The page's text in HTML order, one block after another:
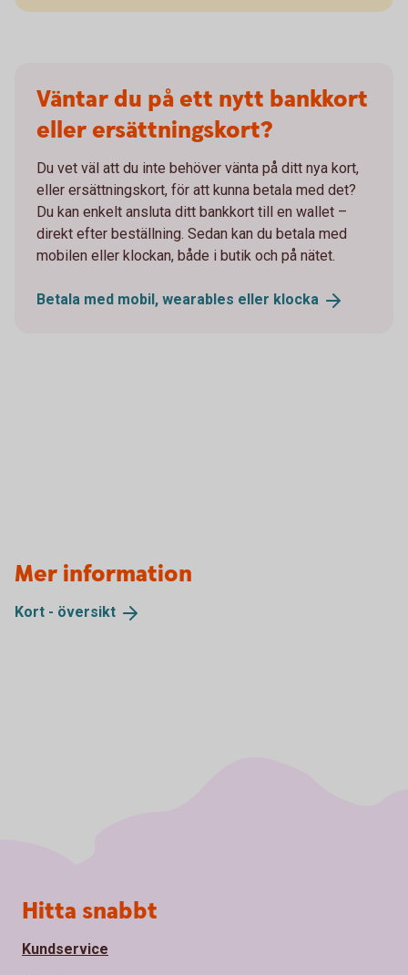
Väntar du på ett nytt bankkort
eller ersättningskort?
Du vet väl att du inte behöver vänta på ditt nya kort,
eller ersättningskort, för att kunna betala med det?
Du kan enkelt ansluta ditt bankkort till en wallet –
direkt efter beställning. Sedan kan du betala med
mobilen eller klockan, både i butik och på nätet.
Betala med mobil, wearables eller klocka
Mer information
Kort - översikt
Sidfot
Hitta snabbt
Kundservice